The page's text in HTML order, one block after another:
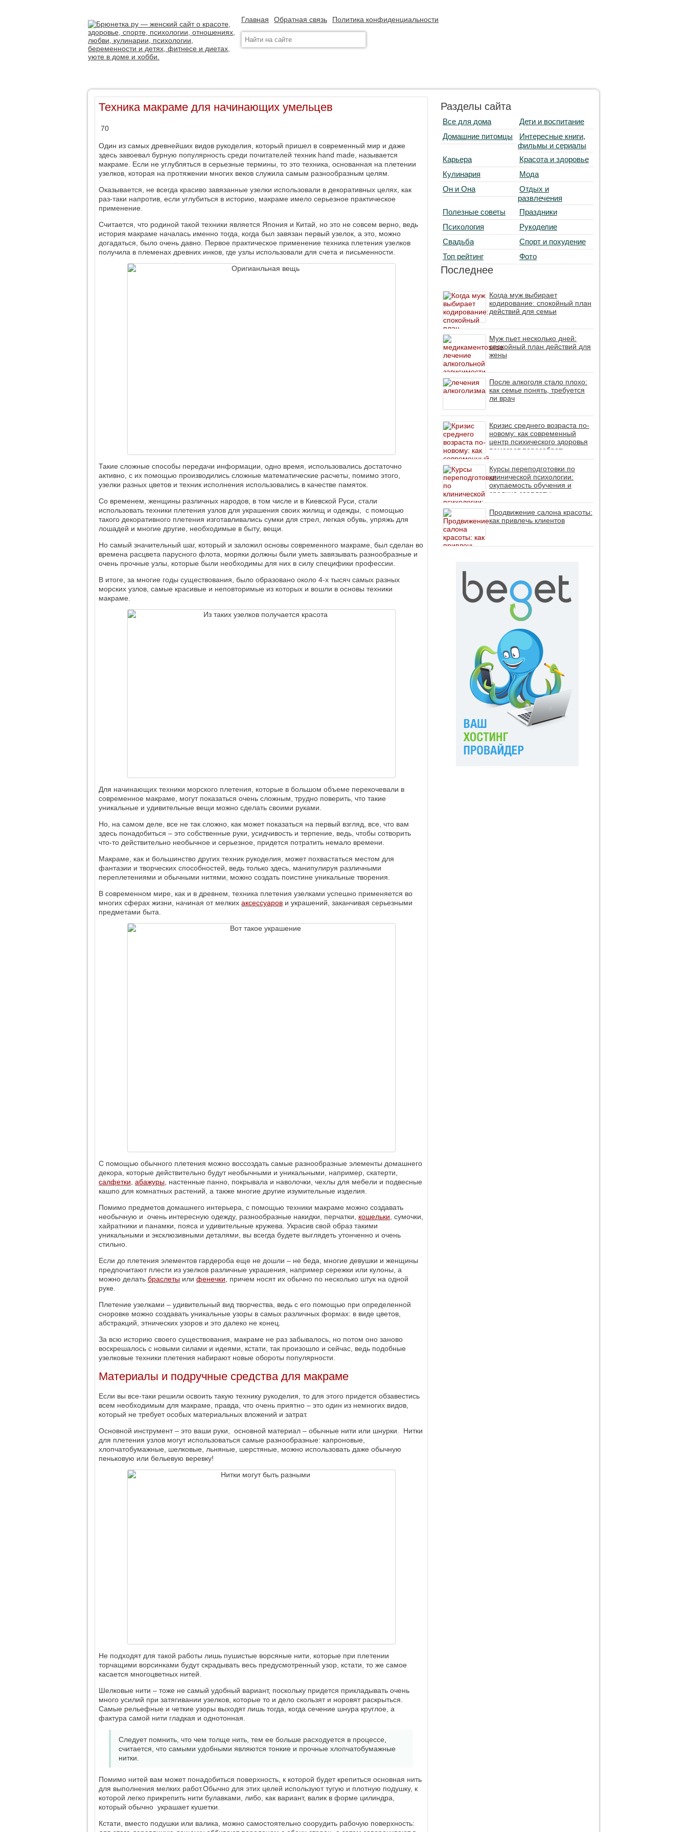
Главная Обратная связь Политика конфиденциальности
Техника макраме для начинающих умельцев
70
Один из самых древнейших видов рукоделия, который пришел в современный мир и даже
здесь завоевал бурную популярность среди почитателей техник hand made, называется
макраме. Если не углубляться в серьезные термины, то это техника, основанная на плетении
узелков, которая на протяжении многих веков служила самым разнообразным целям.
Оказывается, не всегда красиво завязанные узелки использовали в декоративных целях, как
раз-таки напротив, если углубиться в историю, макраме имело серьезное практическое
применение.
Считается, что родиной такой техники является Япония и Китай, но это не совсем верно, ведь
история макраме началась именно тогда, когда был завязан первый узелок, а это, можно
догадаться, было очень давно. Первое практическое применение техника плетения узелков
получила в племенах древних инков, где узлы использовали для счета и письменности.
Такие сложные способы передачи информации, одно время, использовались достаточно
активно, с их помощью производились сложные математические расчеты, помимо этого,
узелки разных цветов и техник исполнения использовались в качестве памяток.
Со временем, женщины различных народов, в том числе и в Киевской Руси, стали
использовать техники плетения узлов для украшения своих жилищ и одежды, с помощью
такого декоративного плетения изготавливались сумки для стрел, легкая обувь, упряжь для
лошадей и многие другие, необходимые в быту, вещи.
Но самый значительный шаг, который и заложил основы современного макраме, был сделан во
времена расцвета парусного флота, моряки должны были уметь завязывать разнообразные и
очень прочные узлы, которые были необходимы для них в силу специфики профессии.
В итоге, за многие годы существования, было образовано около 4-х тысяч самых разных
морских узлов, самые красивые и неповторимые из которых и вошли в основы техники
макраме.
Для начинающих техники морского плетения, которые в большом объеме перекочевали в
современное макраме, могут показаться очень сложным, трудно поверить, что такие
уникальные и удивительные вещи можно сделать своими руками.
Но, на самом деле, все не так сложно, как может показаться на первый взгляд, все, что вам
здесь понадобиться – это собственные руки, усидчивость и терпение, ведь, чтобы сотворить
что-то действительно необычное и серьезное, придется потратить немало времени.
Макраме, как и большинство других техник рукоделия, может похвастаться местом для
фантазии и творческих способностей, ведь только здесь, манипулируя различными
переплетениями и обычными нитями, можно создать поистине уникальные творения.
В современном мире, как и в древнем, техника плетения узелками успешно применяется во
многих сферах жизни, начиная от мелких аксессуаров и украшений, заканчивая серьезными
предметами быта.
С помощью обычного плетения можно воссоздать самые разнообразные элементы домашнего
декора, которые действительно будут необычными и уникальными, например, скатерти,
салфетки абажуры , настенные панно, покрывала и наволочки, чехлы для мебели и подвесные
кашпо для комнатных растений, а также многие другие изумительные изделия.
Помимо предметов домашнего интерьера, с помощью техники макраме можно создавать
необычную и очень интересную одежду, разнообразные накидки, перчатки, кошельки , сумочки,
хайратники и панамки, пояса и удивительные кружева. Украсив свой образ такими
уникальными и эксклюзивными деталями, вы всегда будете выглядеть утонченно и очень
стильно.
Если до плетения элементов гардероба еще не дошли – не беда, многие девушки и женщины
предпочитают плести из узелков различные украшения, например сережки или кулоны, а
можно делать браслеты или фенечки , причем носят их обычно по несколько штук на одной
руке.
Плетение узелками – удивительный вид творчества, ведь с его помощью при определенной
сноровке можно создавать уникальные узоры в самых различных формах: в виде цветов,
абстракций, этнических узоров и это далеко не конец.
За всю историю своего существования, макраме не раз забывалось, но потом оно заново
воскрешалось с новыми силами и идеями, кстати, так произошло и сейчас, ведь подобные
узелковые техники плетения набирают новые обороты популярности.
Материалы и подручные средства для макраме
Если вы все-таки решили освоить такую технику рукоделия, то для этого придется обзавестись
всем необходимым для макраме, правда, что очень приятно – это один из немногих видов,
который не требует особых материальных вложений и затрат.
Основной инструмент – это ваши руки, основной материал – обычные нити или шнурки. Нитки
для плетения узлов могут использоваться самые разнообразные: капроновые,
хлопчатобумажные, шелковые, льняные, шерстяные, можно использовать даже обычную
пеньковую или бельевую веревку!
Не подходят для такой работы лишь пушистые ворсяные нити, которые при плетении
торчащими ворсинками будут скрадывать весь предусмотренный узор, кстати, то же самое
касается многоцветных нитей.
Шелковые нити – тоже не самый удобный вариант, поскольку придется прикладывать очень
много усилий при затягивании узелков, которые то и дело скользят и норовят раскрыться.
Самые рельефные и четкие узоры выходят лишь тогда, когда сечение шнура круглое, а
фактура самой нити гладкая и однотонная.
Следует помнить, что чем толще нить, тем ее больше расходуется в процессе,
считается, что самыми удобными являются тонкие и прочные хлопчатобумажные
нитки.
Помимо нитей вам может понадобиться поверхность, к которой будет крепиться основная нить
для выполнения мелких работ.Обычно для этих целей используют тугую и плотную подушку, к
которой легко прикрепить нити булавками, либо, как вариант, валик в форме цилиндра,
который обычно украшает кушетки.
Кстати, вместо подушки или валика, можно самостоятельно соорудить рабочую поверхность:
Разделы сайта
Все для дома
Дети и воспитание
Домашние питомцы
Интересные книги,
фильмы и сериалы
Карьера
Красота и здоровье
Кулинария
Мода
Он и Она
Отдых и
развлечения
Полезные советы
Праздники
Психология
Рукоделие
Свадьба
Спорт и похудение
Топ рейтинг
Фото
Последнее
Когда муж выбирает
кодирование: спокойный план
действий для семьи
Муж пьет несколько дней:
спокойный план действий для
жены
После алкоголя стало плохо:
как семье понять, требуется
ли врач
Кризис среднего возраста по-
новому: как современный
центр психического здоровья
помогает пересобрать
личность без таблеток (методы
ДПДГ и КПТ)
Курсы переподготовки по
клинической психологии:
окупаемость обучения и
средние зарплаты
специалистов в 2026 году
Продвижение салона красоты:
как привлечь клиентов